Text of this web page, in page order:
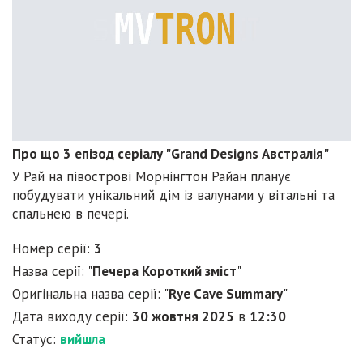
Про що 3 епізод серіалу "Grand Designs Австралія"
У Рай на півострові Морнінгтон Райан планує
побудувати унікальний дім із валунами у вітальні та
спальнею в печері.
Номер серії: 3
Назва серії: "Печера Короткий зміст"
Оригінальна назва серії: "Rye Cave Summary"
Дата виходу серії: 30 жовтня 2025 в 12:30
Статус: вийшла